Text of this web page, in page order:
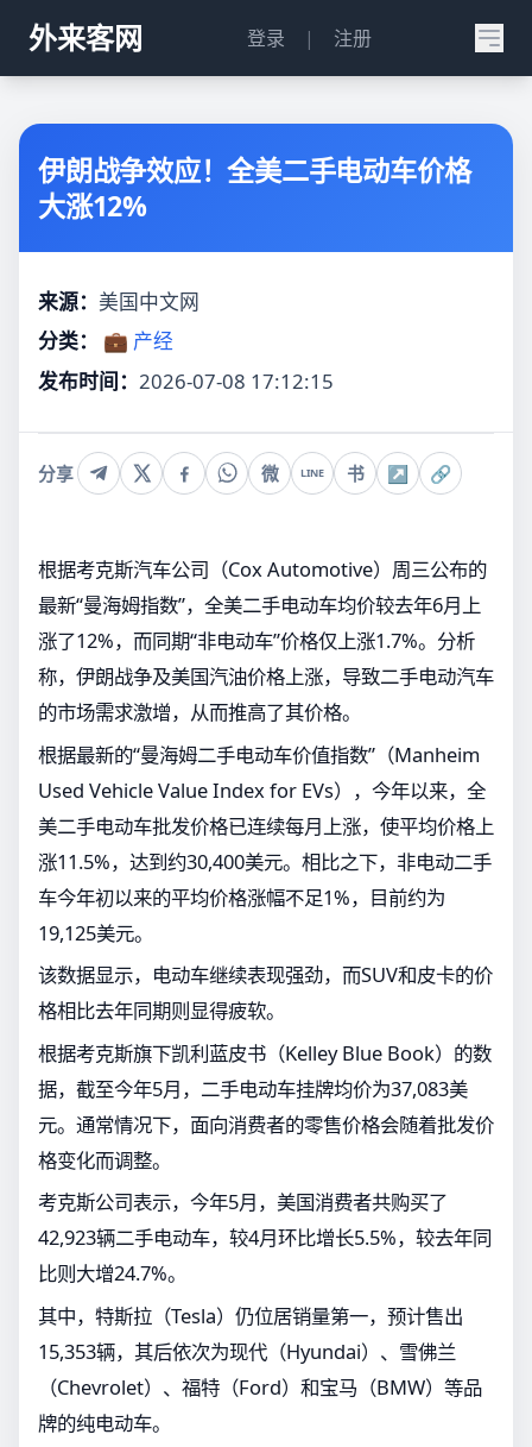
外来客网 登录 | 注册
伊朗战争效应！全美二手电动车价格
大涨12%
来源： 美国中文网
分类：
💼 产经
发布时间： 2026-07-08 17:12:15
分享 微 LINE 书 ↗ 🔗
根据考克斯汽车公司（Cox Automotive）周三公布的
最新“曼海姆指数”，全美二手电动车均价较去年6月上
涨了12%，而同期“非电动车”价格仅上涨1.7%。分析
称，伊朗战争及美国汽油价格上涨，导致二手电动汽车
的市场需求激增，从而推高了其价格。
根据最新的“曼海姆二手电动车价值指数”（Manheim
Used Vehicle Value Index for EVs），今年以来，全
美二手电动车批发价格已连续每月上涨，使平均价格上
涨11.5%，达到约30,400美元。相比之下，非电动二手
车今年初以来的平均价格涨幅不足1%，目前约为
19,125美元。
该数据显示，电动车继续表现强劲，而SUV和皮卡的价
格相比去年同期则显得疲软。
根据考克斯旗下凯利蓝皮书（Kelley Blue Book）的数
据，截至今年5月，二手电动车挂牌均价为37,083美
元。通常情况下，面向消费者的零售价格会随着批发价
格变化而调整。
考克斯公司表示，今年5月，美国消费者共购买了
42,923辆二手电动车，较4月环比增长5.5%，较去年同
比则大增24.7%。
其中，特斯拉（Tesla）仍位居销量第一，预计售出
15,353辆，其后依次为现代（Hyundai）、雪佛兰
（Chevrolet）、福特（Ford）和宝马（BMW）等品
牌的纯电动车。